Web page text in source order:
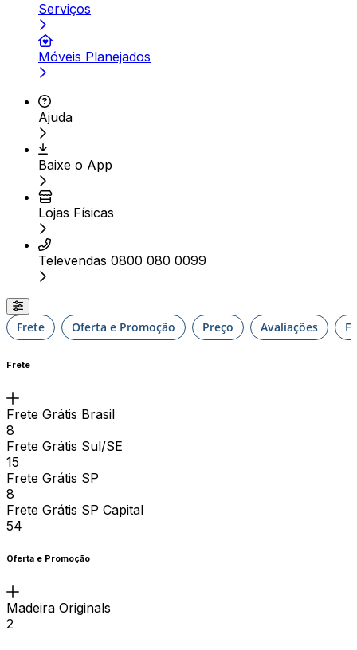
Serviços
Móveis Planejados
Ajuda
Baixe o App
Lojas Físicas
Televendas 0800 080 0099
Frete Oferta e Promoção Preço Avaliações
Frete
Frete Grátis Brasil
8
Frete Grátis Sul/SE
15
Frete Grátis SP
8
Frete Grátis SP Capital
54
Oferta e Promoção
Madeira Originals
2